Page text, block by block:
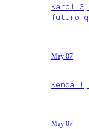
Karol
futuro
May 07
May 07